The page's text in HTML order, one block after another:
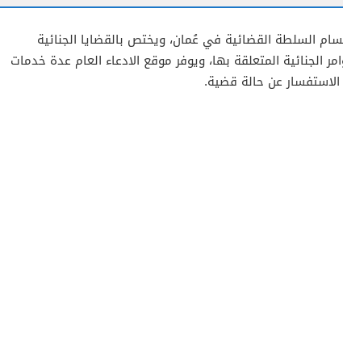
السلطة القضائية في عُمان، ويختص بالقضايا الجنائية
الجنائية المتعلقة بها، ويوفر موقع الادعاء العام عدة خدمات
عن حالة قضية.